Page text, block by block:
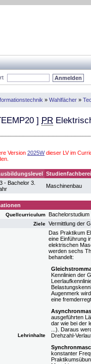
» Wahlfächer »
] PR
Version 2025Wdieser LV im
- Bachelor 3.
Maschinenbau
Quellcurriculum
Ziele Vermittlung der
Lehrinhalte
Das Praktikum
eine Einführung
elektrischen
werden sechs
behandelt:
Kennlinien der
Augenmerk
eine
ausgeführten
dar wie bei der
...). Daraus
Drehzahl-
konstanter